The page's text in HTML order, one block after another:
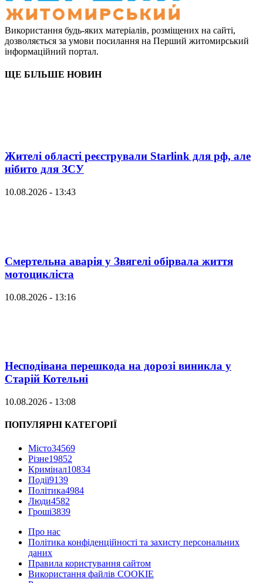
Використання будь-яких матеріалів, розміщених на сайті,
дозволяється за умови посилання на Перший житомирський
інформаційний портал.
ЩЕ БІЛЬШЕ НОВИН
Жителі області реєстрували Starlink для рф, але
нібито для ЗСУ
10.08.2026 - 13:43
Смертельна аварія у Звягелі обірвала життя
мотоцикліста
10.08.2026 - 13:16
Несподівана перешкода на дорозі виникла у
Старій Котельні
10.08.2026 - 13:08
ПОПУЛЯРНІ КАТЕГОРІЇ
Місто34569
Різне19852
Кримінал10834
Події9139
Політика4984
Люди4582
Гроші3839
Про нас
Політика конфіденційності та захисту персональних
даних
Правила користування сайтом
Використання файлів COOKIE